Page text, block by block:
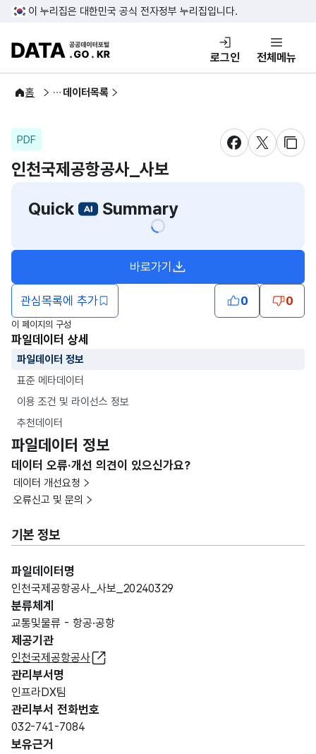
콘텐츠 바로가기
푸터 바로가기
이 누리집은 대한민국 공식 전자정부 누리집입니다.
DATA.GO.KR 공공데이터포털
로그인 전체메뉴
홈
공공데이터 데이터목록
PDF
새창 열림새창 열림
새창
인천국제공항공사_사보
Quick
Summary
관심목록에 추가
새창열림
바로가기
0 0
이 페이지의 구성
파일데이터 상세
파일데이터 정보
표준 메타데이터
이용 조건 및 라이선스 정보
추천데이터
파일데이터 정보
데이터 오류·개선 의견이 있으신가요?
데이터 개선요청
오류신고 및 문의
기본 정보
파일데이터명
인천국제공항공사_사보_20240329
분류체계
교통및물류 - 항공·공항
제공기관
인천국제공항공사
관리부서명
인프라DX팀
관리부서 전화번호
032-741-7084
보유근거